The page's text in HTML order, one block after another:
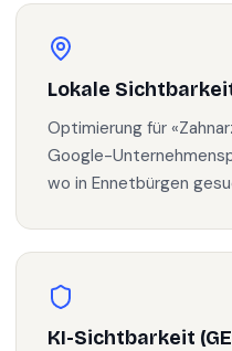
Lokale
Optimierung für
Google-
wo in Ennetbürgen
KI-Sichtbarkeit